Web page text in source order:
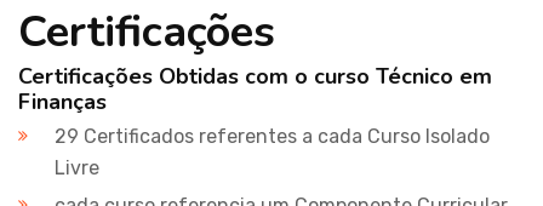
Certificações
Certificações Obtidas com o curso Técnico em
Finanças
29 Certificados referentes a cada Curso Isolado
Livre